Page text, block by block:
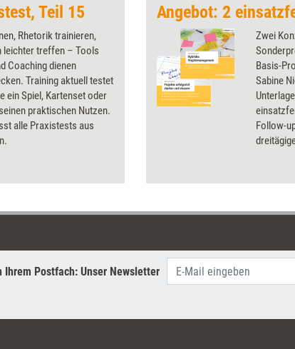
Teil 15
Rhetorik trainieren,
leichter treffen – Tools
Coaching dienen
Training aktuell testet
ein Spiel, Kartenset oder
praktischen Nutzen.
alle Praxistests aus
Zwei
Basis-
Sabine
Follow-
hier
von nur
Postfach: Unser Newsletter